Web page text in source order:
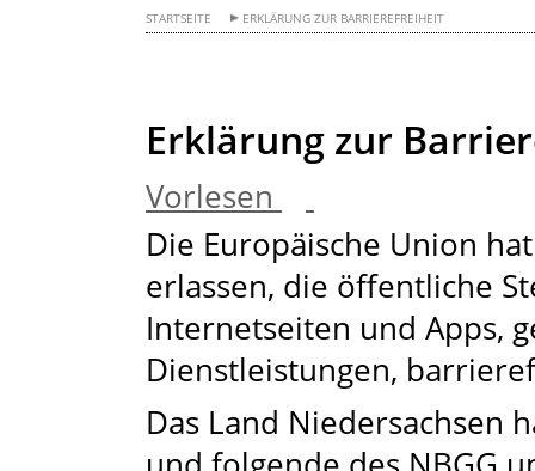
STARTSEITE ERKLÄRUNG ZUR BARRIEREFREIHEIT
Erklärung zur
Vorlesen
Die Europäische Union
erlassen, die öffentliche
Internetseiten und Apps,
Dienstleistungen,
Das Land Niedersachsen